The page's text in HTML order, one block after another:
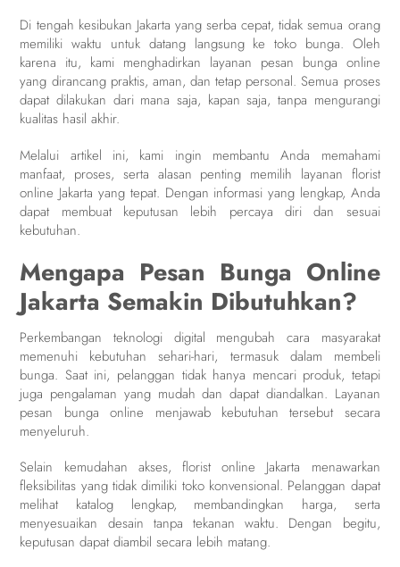
Di tengah kesibukan Jakarta yang serba cepat, tidak semua orang
memiliki waktu untuk datang langsung ke toko bunga. Oleh
karena itu, kami menghadirkan layanan pesan bunga online
yang dirancang praktis, aman, dan tetap personal. Semua proses
dapat dilakukan dari mana saja, kapan saja, tanpa mengurangi
kualitas hasil akhir.
Melalui artikel ini, kami ingin membantu Anda memahami
manfaat, proses, serta alasan penting memilih layanan florist
online Jakarta yang tepat. Dengan informasi yang lengkap, Anda
dapat membuat keputusan lebih percaya diri dan sesuai
kebutuhan.
Mengapa Pesan Bunga Online
Jakarta Semakin Dibutuhkan?
Perkembangan teknologi digital mengubah cara masyarakat
memenuhi kebutuhan sehari-hari, termasuk dalam membeli
bunga. Saat ini, pelanggan tidak hanya mencari produk, tetapi
juga pengalaman yang mudah dan dapat diandalkan. Layanan
pesan bunga online menjawab kebutuhan tersebut secara
menyeluruh.
Selain kemudahan akses, florist online Jakarta menawarkan
fleksibilitas yang tidak dimiliki toko konvensional. Pelanggan dapat
melihat katalog lengkap, membandingkan harga, serta
menyesuaikan desain tanpa tekanan waktu. Dengan begitu,
keputusan dapat diambil secara lebih matang.